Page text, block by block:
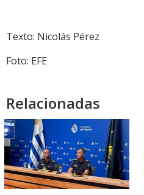
Texto: Nicolás Pérez
Foto: EFE
Relacionadas